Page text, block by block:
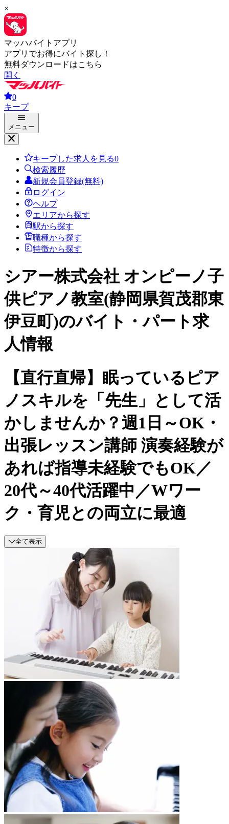
×
マッハバイトアプリ
アプリでお得にバイト探し！
無料ダウンロードはこちら
開く
0
キープ
メニュー
キープした求人を見る0
検索履歴
新規会員登録(無料)
ログイン
ヘルプ
エリアから探す
駅から探す
職種から探す
特徴から探す
シアー株式会社 オンピーノ子
供ピアノ教室(静岡県賀茂郡東
伊豆町)のバイト・パート求
人情報
【直行直帰】眠っているピア
ノスキルを「先生」として活
かしませんか？週1日～OK・
出張レッスン講師 演奏経験が
あれば指導未経験でもOK／
20代～40代活躍中／Wワー
ク・育児との両立に最適
全て表示